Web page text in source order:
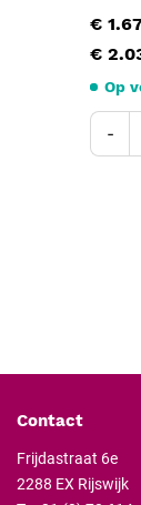
€
€
Op
-
Contact
Frijdastraat 6e
2288 EX Rijswijk